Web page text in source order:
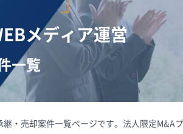
メディア運営
一覧
継・売却案件一覧ページです。法人限定